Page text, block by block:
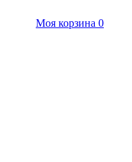
Моя корзина 0